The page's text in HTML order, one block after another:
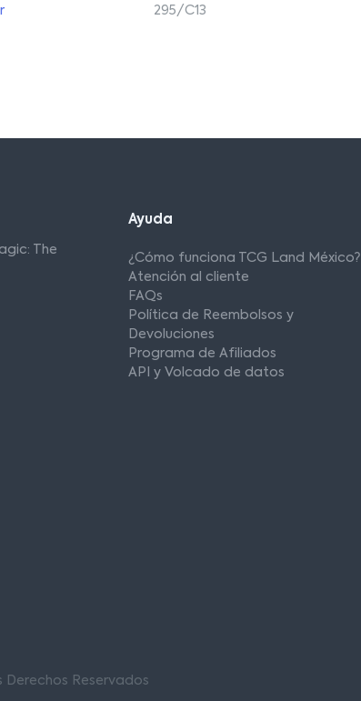
295/C13
The
Ayuda
¿Cómo funciona TCG Land México?
Atención al cliente
FAQs
Política de Reembolsos y
Devoluciones
Programa de Afiliados
API y Volcado de datos
Derechos Reservados